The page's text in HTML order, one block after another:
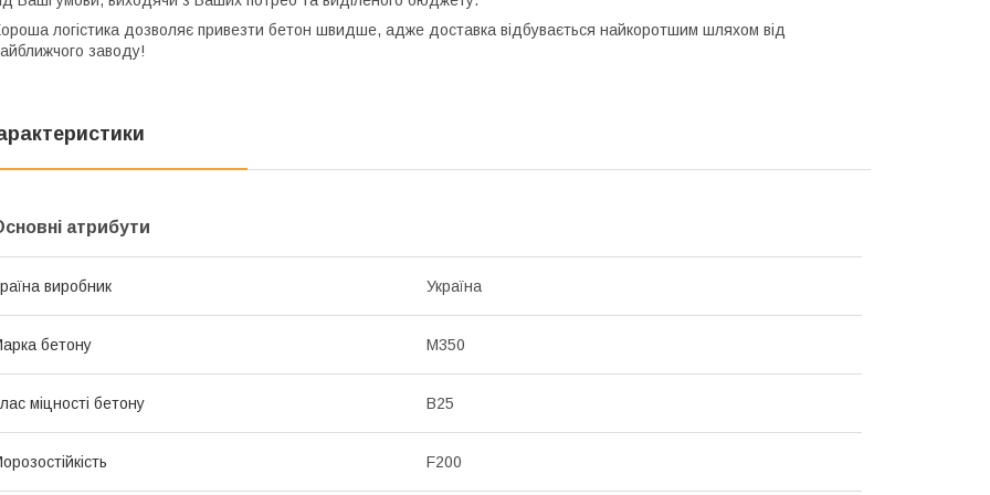
логістика дозволяє привезти бетон швидше, адже доставка відбувається найкоротшим шляхом від
заводу!
атрибути
виробник Україна
бетону М350
міцності бетону В25
F200